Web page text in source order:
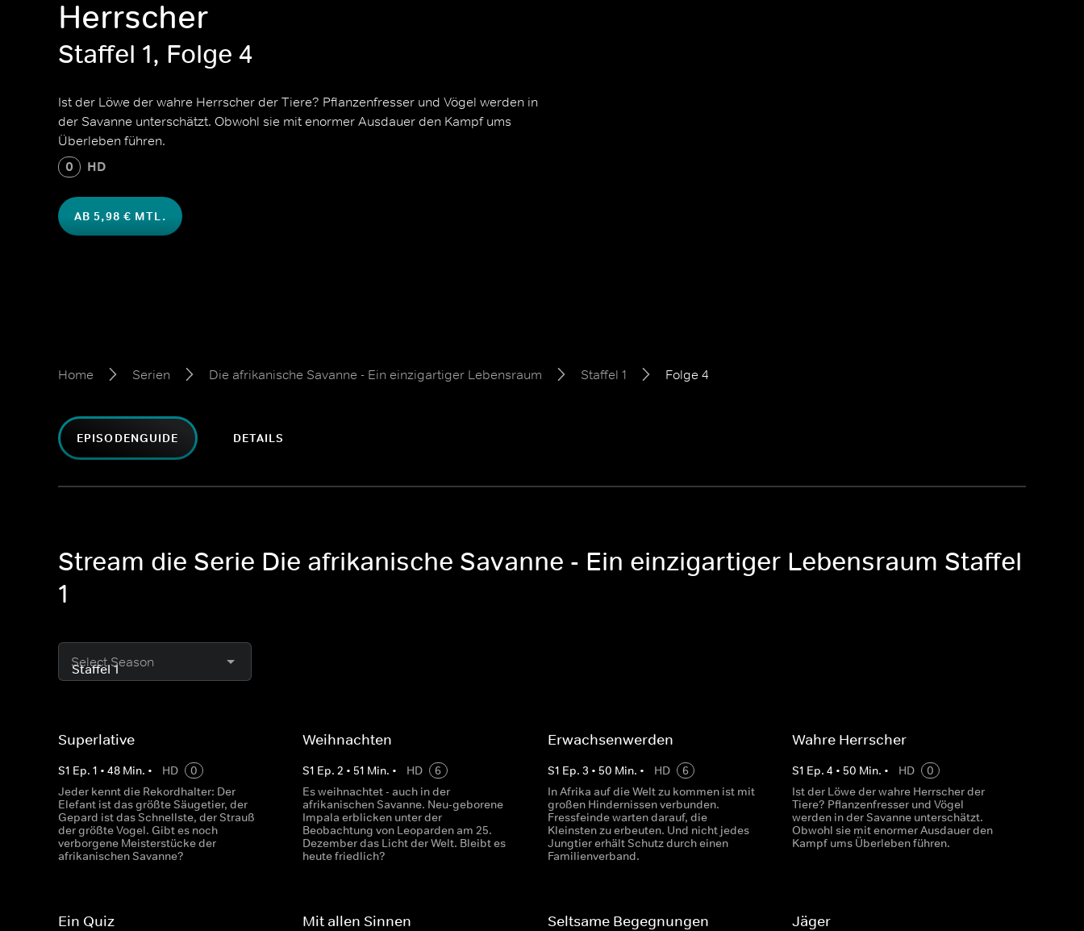
Herrscher
Staffel 1, Folge 4
Ist der Löwe der wahre Herrscher der Tiere? Pflanzenfresser und Vögel werden in
der Savanne unterschätzt. Obwohl sie mit enormer Ausdauer den Kampf ums
Überleben führen.
0 HD
AB 5,98 € MTL.
Home Serien Die afrikanische Savanne - Ein einzigartiger Lebensraum Staffel 1 Folge 4
EPISODENGUIDE DETAILS
Stream die Serie Die afrikanische Savanne - Ein einzigartiger Lebensraum Staffel
1
Select Season
Superlative
S1 Ep. 1 • 48 Min. • HD
0
Jeder kennt die Rekordhalter: Der
Elefant ist das größte Säugetier, der
Gepard ist das Schnellste, der Strauß
der größte Vogel. Gibt es noch
verborgene Meisterstücke der
afrikanischen Savanne?
Weihnachten
S1 Ep.2 • 51 Min. • HD
6
Es weihnachtet - auch in der
afrikanischen Savanne. Neu-geborene
Impala erblicken unter der
Beobachtung von Leoparden am 25.
Dezember das Licht der Welt. Bleibt es
heute friedlich?
Erwachsenwerden
S1 Ep. 3 • 50 Min. • HD
6
In Afrika auf die Welt zu kommen ist mit
großen Hindernissen verbunden.
Fressfeinde warten darauf, die
Kleinsten zu erbeuten. Und nicht jedes
Jungtier erhält Schutz durch einen
Familienverband.
Wahre Herrscher
S1 Ep. 4 • 50 Min. • HD
0
Ist der Löwe der wahre Herrscher der
Tiere? Pflanzenfresser und Vögel
werden in der Savanne unterschätzt.
Obwohl sie mit enormer Ausdauer den
Kampf ums Überleben führen.
Ein Quiz Mit allen Sinnen Seltsame Begegnungen Jäger